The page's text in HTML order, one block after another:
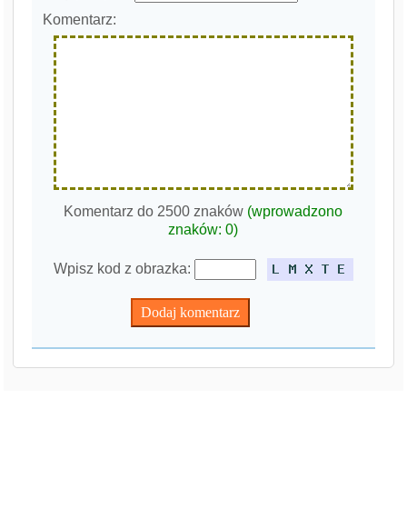
Komentarz:
Komentarz do 2500 znaków (wprowadzono
znaków:0)
Wpisz kod z obrazka: